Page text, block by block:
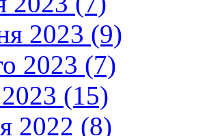
2023 (9)
2023 (7)
2023 (15)
2022 (8)